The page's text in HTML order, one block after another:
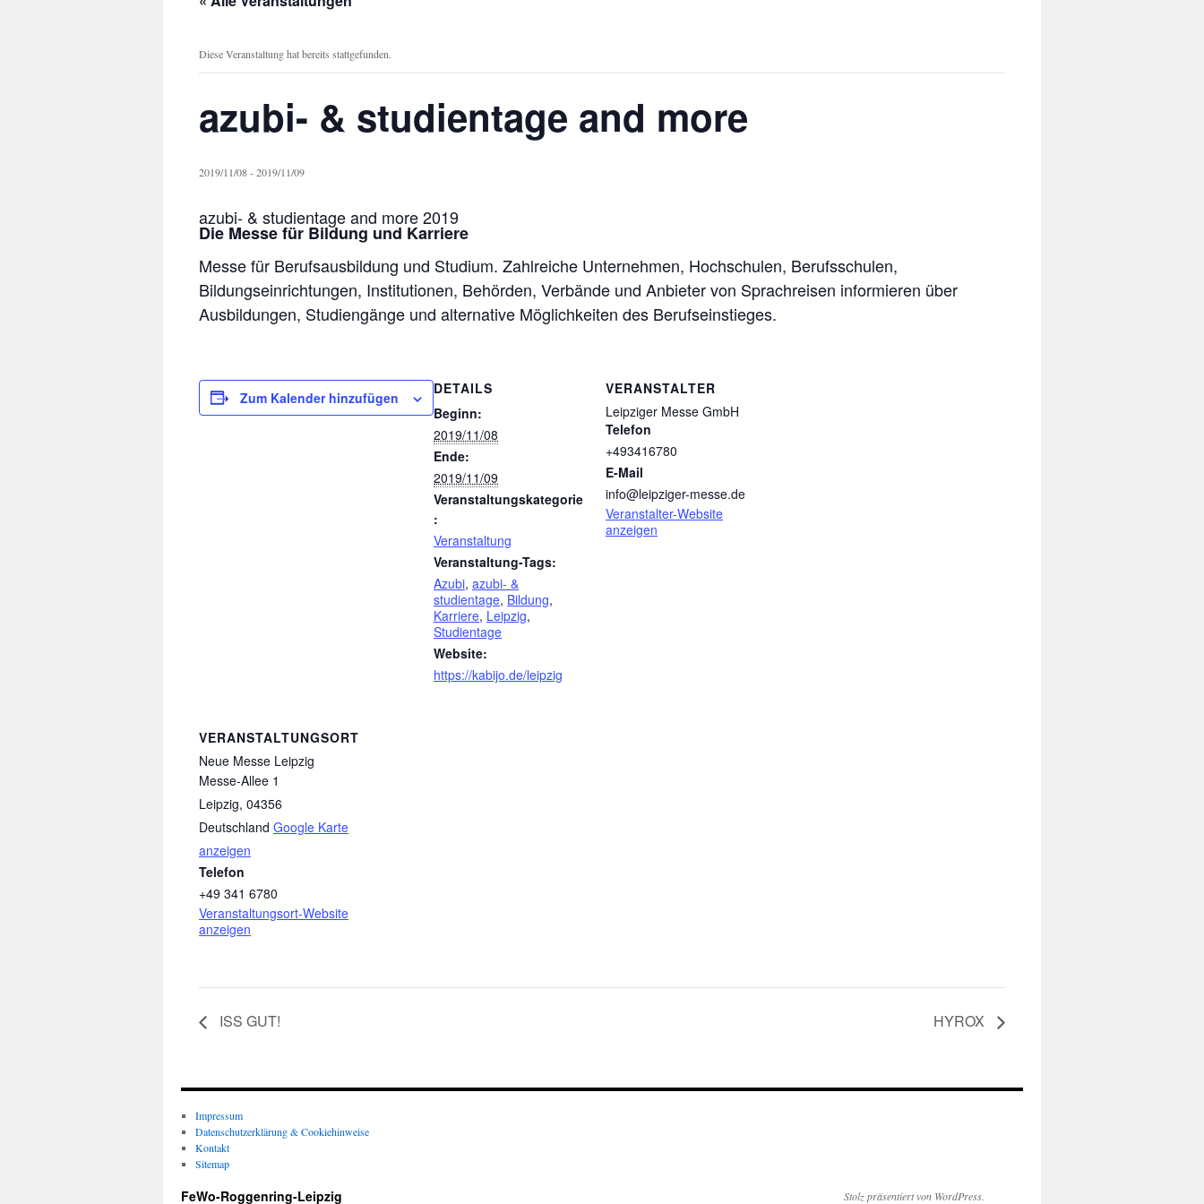
Diese Veranstaltung hat bereits stattgefunden.
azubi- & studientage and more
2019/11/08-2019/11/09
azubi- & studientage and more 2019
Die Messe für Bildung und Karriere
Messe für Berufsausbildung und Studium. Zahlreiche Unternehmen, Hochschulen, Berufsschulen,
Bildungseinrichtungen, Institutionen, Behörden, Verbände und Anbieter von Sprachreisen informieren über
Ausbildungen, Studiengänge und alternative Möglichkeiten des Berufseinstieges.
Zum Kalender hinzufügen
DETAILS
Beginn:
2019/11/08
Ende:
2019/11/09
Veranstaltungskategorie
:
Veranstaltung
Veranstaltung-Tags:
Azubi, azubi- &
studientage, Bildung,
Karriere, Leipzig,
Studientage
Website:
https://kabijo.de/leipzig
VERANSTALTER
Leipziger Messe GmbH
Telefon
+493416780
E-Mail
info@leipziger-messe.de
Veranstalter-Website
anzeigen
VERANSTALTUNGSORT
Neue Messe Leipzig
Messe-Allee 1
Leipzig, 04356
Deutschland Google Karte
anzeigen
Telefon
+49 341 6780
Veranstaltungsort-Website
anzeigen
ISS GUT! HYROX
Impressum
Datenschutzerklärung & Cookiehinweise
Kontakt
Sitemap
FeWo-Roggenring-Leipzig Stolz präsentiert von WordPress.